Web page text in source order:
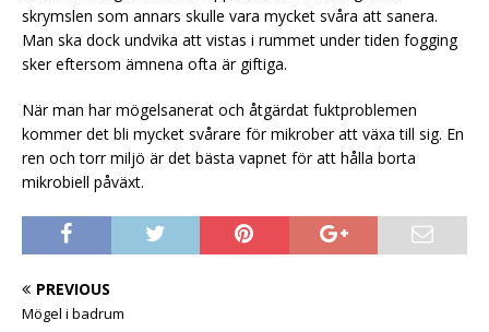
skrymslen som annars skulle vara mycket svåra att sanera.
Man ska dock undvika att vistas i rummet under tiden fogging
sker eftersom ämnena ofta är giftiga.
När man har mögelsanerat och åtgärdat fuktproblemen
kommer det bli mycket svårare för mikrober att växa till sig. En
ren och torr miljö är det bästa vapnet för att hålla borta
mikrobiell påväxt.
PREVIOUS
Mögel i badrum